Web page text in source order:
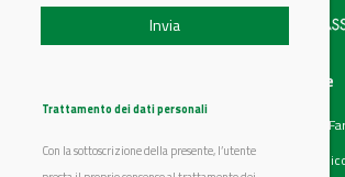
Chi siamo
Prodotti
Aziende
Categorie
Chimico e
Trattamento dei dati personali
Con la sottoscrizione della presente, l’utente